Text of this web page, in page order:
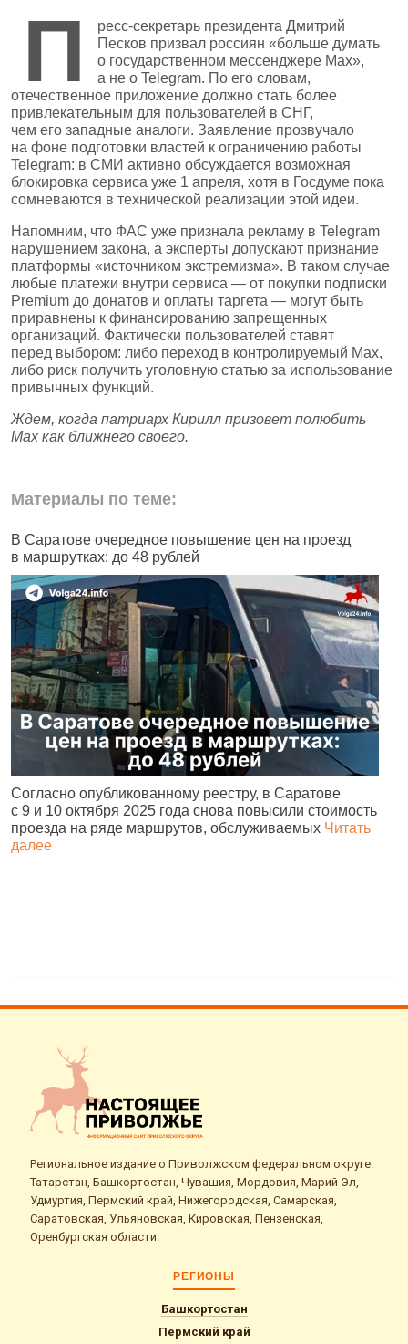
П
ресс‑секретарь президента Дмитрий
Песков призвал россиян «больше думать
о государственном мессенджере Max»,
а не о Telegram. По его словам,
отечественное приложение должно стать более
привлекательным для пользователей в СНГ,
чем его западные аналоги. Заявление прозвучало
на фоне подготовки властей к ограничению работы
Telegram: в СМИ активно обсуждается возможная
блокировка сервиса уже 1 апреля, хотя в Госдуме пока
сомневаются в технической реализации этой идеи.
Напомним, что ФАС уже признала рекламу в Telegram
нарушением закона, а эксперты допускают признание
платформы «источником экстремизма». В таком случае
любые платежи внутри сервиса — от покупки подписки
Premium до донатов и оплаты таргета — могут быть
приравнены к финансированию запрещенных
организаций. Фактически пользователей ставят
перед выбором: либо переход в контролируемый Max,
либо риск получить уголовную статью за использование
привычных функций.
Ждем, когда патриарх Кирилл призовет полюбить
Max как ближнего своего.
Материалы по теме:
В Саратове очередное повышение цен на проезд
в маршрутках: до 48 рублей
Согласно опубликованному реестру, в Саратове
с 9 и 10 октября 2025 года снова повысили стоимость
проезда на ряде маршрутов, обслуживаемых Читать
далее
Региональное издание о Приволжском федеральном округе.
Татарстан, Башкортостан, Чувашия, Мордовия, Марий Эл,
Удмуртия, Пермский край, Нижегородская, Самарская,
Саратовская, Ульяновская, Кировская, Пензенская,
Оренбургская области.
РЕГИОНЫ
Башкортостан
Пермский край